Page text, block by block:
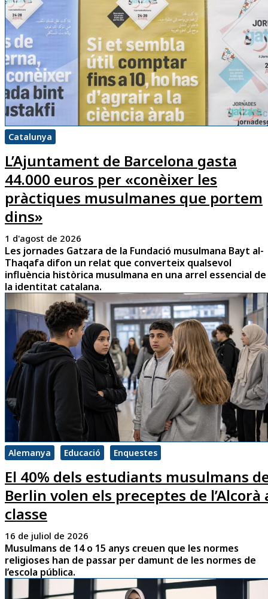
Catalunya
L’Ajuntament de Barcelona gasta
44.000 euros per «conèixer les
pràctiques musulmanes que portem
dins»
1 d'agost de 2026
Les jornades Gatzara de la Fundació musulmana Bayt al-
Thaqafa difon un relat que converteix qualsevol
influència històrica musulmana en una arrel essencial de
la identitat catalana.
Alemanya Educació Enquestes
El 40% dels estudiants musulmans
Berlin volen els preceptes de l’Alcorà
classe
16 de juliol de 2026
Musulmans de 14 o 15 anys creuen que les normes
religioses han de passar per damunt de les normes de
l’escola pública.